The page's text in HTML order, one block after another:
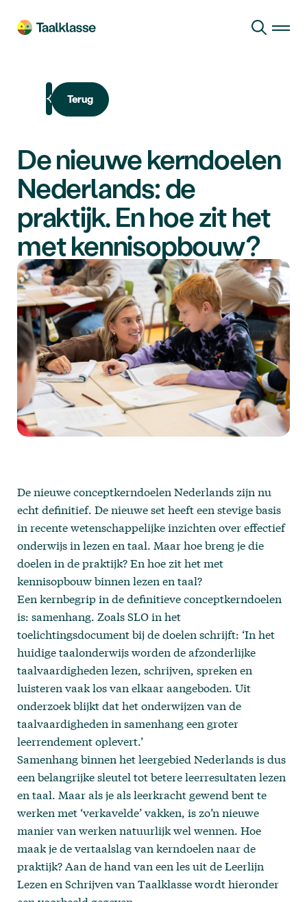
Terug
De nieuwe kerndoelen
Nederlands: de
praktijk. En hoe zit het
met kennisopbouw?
De nieuwe conceptkerndoelen Nederlands zijn nu
echt definitief. De nieuwe set heeft een stevige basis
in recente wetenschappelijke inzichten over effectief
onderwijs in lezen en taal. Maar hoe breng je die
doelen in de praktijk? En hoe zit het met
kennisopbouw binnen lezen en taal?
Een kernbegrip in de definitieve conceptkerndoelen
is: samenhang. Zoals SLO in het
toelichtingsdocument bij de doelen schrijft: ‘In het
huidige taalonderwijs worden de afzonderlijke
taalvaardigheden lezen, schrijven, spreken en
luisteren vaak los van elkaar aangeboden. Uit
onderzoek blijkt dat het onderwijzen van de
taalvaardigheden in samenhang een groter
leerrendement oplevert.’
Samenhang binnen het leergebied Nederlands is dus
een belangrijke sleutel tot betere leerresultaten lezen
en taal. Maar als je als leerkracht gewend bent te
werken met ‘verkavelde’ vakken, is zo’n nieuwe
manier van werken natuurlijk wel wennen. Hoe
maak je de vertaalslag van kerndoelen naar de
praktijk? Aan de hand van een les uit de Leerlijn
Lezen en Schrijven van Taalklasse wordt hieronder